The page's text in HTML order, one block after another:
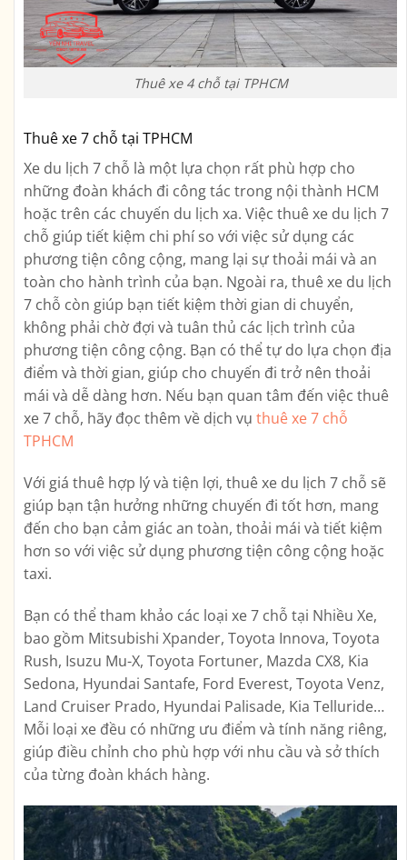
Thuê xe 4 chỗ tại TPHCM
Thuê xe 7 chỗ tại TPHCM
Xe du lịch 7 chỗ là một lựa chọn rất phù hợp cho
những đoàn khách đi công tác trong nội thành HCM
hoặc trên các chuyến du lịch xa. Việc thuê xe du lịch 7
chỗ giúp tiết kiệm chi phí so với việc sử dụng các
phương tiện công cộng, mang lại sự thoải mái và an
toàn cho hành trình của bạn. Ngoài ra, thuê xe du lịch
7 chỗ còn giúp bạn tiết kiệm thời gian di chuyển,
không phải chờ đợi và tuân thủ các lịch trình của
phương tiện công cộng. Bạn có thể tự do lựa chọn địa
điểm và thời gian, giúp cho chuyến đi trở nên thoải
mái và dễ dàng hơn. Nếu bạn quan tâm đến việc thuê
xe 7 chỗ, hãy đọc thêm về dịch vụ thuê xe 7 chỗ
TPHCM
Với giá thuê hợp lý và tiện lợi, thuê xe du lịch 7 chỗ sẽ
giúp bạn tận hưởng những chuyến đi tốt hơn, mang
đến cho bạn cảm giác an toàn, thoải mái và tiết kiệm
hơn so với việc sử dụng phương tiện công cộng hoặc
taxi.
Bạn có thể tham khảo các loại xe 7 chỗ tại Nhiều Xe,
bao gồm Mitsubishi Xpander, Toyota Innova, Toyota
Rush, Isuzu Mu-X, Toyota Fortuner, Mazda CX8, Kia
Sedona, Hyundai Santafe, Ford Everest, Toyota Venz,
Land Cruiser Prado, Hyundai Palisade, Kia Telluride…
Mỗi loại xe đều có những ưu điểm và tính năng riêng,
giúp điều chỉnh cho phù hợp với nhu cầu và sở thích
của từng đoàn khách hàng.